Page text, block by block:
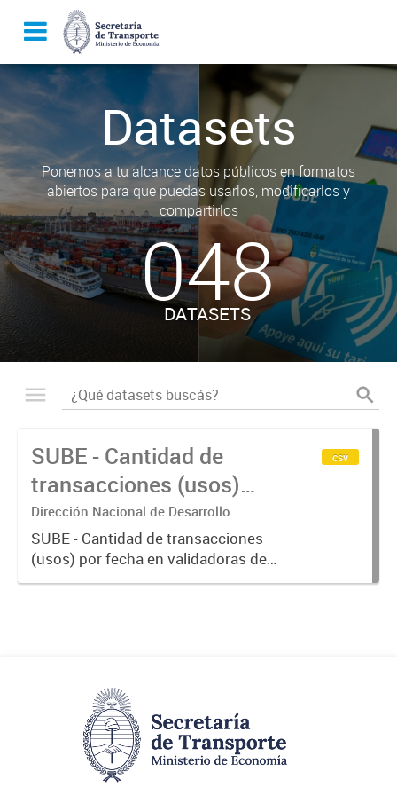
Datasets
Ponemos a tu alcance datos públicos en formatos
abiertos para que puedas usarlos, modificarlos y
compartirlos
048
DATASETS
SUBE - Cantidad de
transacciones (usos)
por fecha
Dirección Nacional de Desarrollo
Tecnológico - Ministerio de Transporte.
SUBE - Cantidad de transacciones
(usos) por fecha en validadoras de
la red SUBE.
csv